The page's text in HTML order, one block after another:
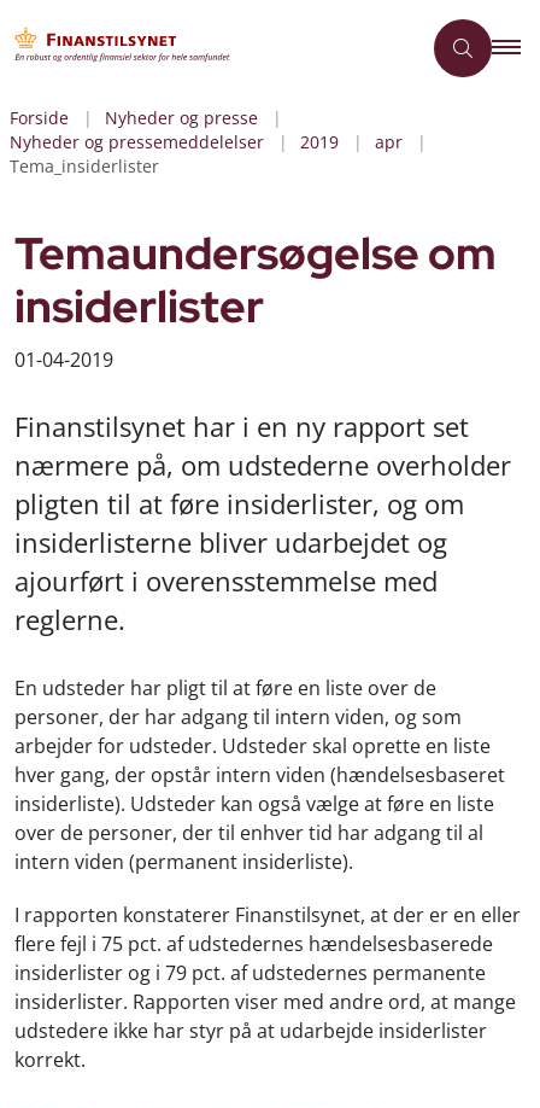
Forside
Nyheder og presse
Nyheder og pressemeddelelser
2019
apr
Tema_insiderlister
Temaundersøgelse om
insiderlister
01-04-2019
Finanstilsynet har i en ny rapport set
nærmere på, om udstederne overholder
pligten til at føre insiderlister, og om
insiderlisterne bliver udarbejdet og
ajourført i overensstemmelse med
reglerne.
En udsteder har pligt til at føre en liste over de
personer, der har adgang til intern viden, og som
arbejder for udsteder. Udsteder skal oprette en liste
hver gang, der opstår intern viden (hændelsesbaseret
insiderliste). Udsteder kan også vælge at føre en liste
over de personer, der til enhver tid har adgang til al
intern viden (permanent insiderliste).
I rapporten konstaterer Finanstilsynet, at der er en eller
flere fejl i 75 pct. af udstedernes hændelsesbaserede
insiderlister og i 79 pct. af udstedernes permanente
insiderlister. Rapporten viser med andre ord, at mange
udstedere ikke har styr på at udarbejde insiderlister
korrekt.